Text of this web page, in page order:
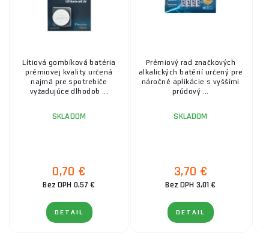
Lítiová gombíková batéria
prémiovej kvality určená
najmä pre spotrebiče
vyžadujúce dlhodob ...
SKLADOM
0,70 €
Bez DPH 0,57 €
DETAIL
Prémiový rad značkových
alkalických batérií určený pre
náročné aplikácie s vyššími
prúdový ...
SKLADOM
3,70 €
Bez DPH 3,01 €
DETAIL